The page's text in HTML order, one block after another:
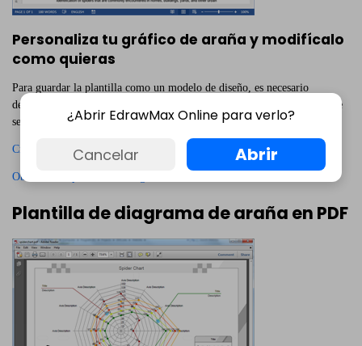
Personaliza tu gráfico de araña y modifícalo
como quieras
Para guardar la plantilla como un modelo de diseño, es necesario
descargar Edraw y editarlo. Todas las plantillas de la galería de software
se pueden cambiar libremente de color, tema y efecto.
Crea un gráfico de araña
Observa una plantilla de diagrama de araña en Word
Plantilla de diagrama de araña en PDF
¿Abrir EdrawMax Online para verlo?
Cancelar Abrir